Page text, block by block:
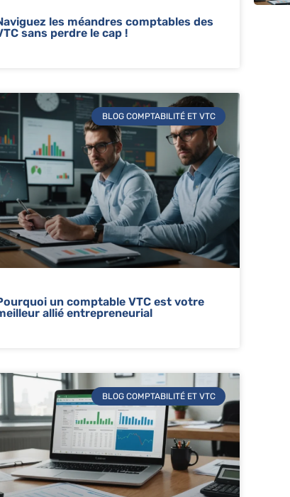
les méandres comptables des
sans perdre le cap !
BLOG COMPTABILITÉ ET VTC
un comptable VTC est votre
allié entrepreneurial
BLOG COMPTABILITÉ ET VTC